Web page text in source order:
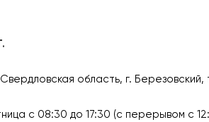
область, г.
с 08:30 до 17:30 (с перерывом с